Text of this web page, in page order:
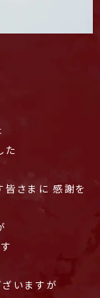
た
皆さまに 感謝を
いますが